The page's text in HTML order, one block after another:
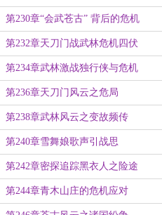
第230章“会武苍古” 背后的危机
第232章天刀门战武林危机四伏
第234章武林激战独行侠与危机
第236章天刀门风云之危局
第238章武林风云之变故频传
第240章雪舞娘歌声引战思
第242章密探追踪黑衣人之险途
第244章青木山庄的危机应对